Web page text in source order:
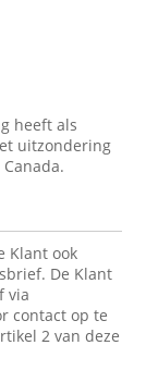
heeft als
uitzondering
Klant ook
De Klant
via
contact op te
2 van deze